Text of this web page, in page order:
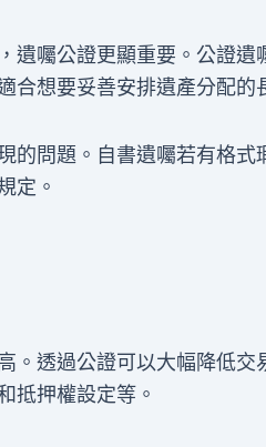
遺囑公證更顯重要。公證
合想要妥善安排遺產分配的
的問題。自書遺囑若有格式
定。
。透過公證可以大幅降低
抵押權設定等。